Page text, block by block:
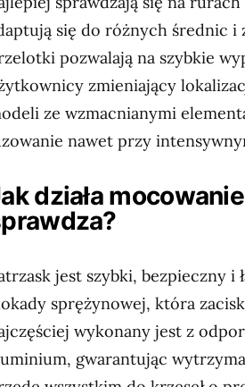
się do różnych średnic i
pozwalają na szybkie
zmieniający
ze wzmacnianymi
nawet przy
działa
jest szybki, bezpieczny i
sprężynowej, która
wykonany jest z
gwarantując